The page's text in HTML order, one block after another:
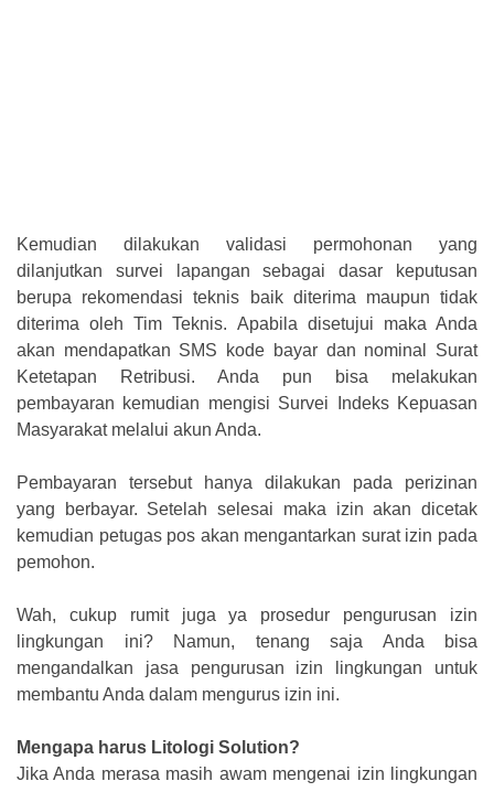
Kemudian dilakukan validasi permohonan yang
dilanjutkan survei lapangan sebagai dasar keputusan
berupa rekomendasi teknis baik diterima maupun tidak
diterima oleh Tim Teknis. Apabila disetujui maka Anda
akan mendapatkan SMS kode bayar dan nominal Surat
Ketetapan Retribusi. Anda pun bisa melakukan
pembayaran kemudian mengisi Survei Indeks Kepuasan
Masyarakat melalui akun Anda.
Pembayaran tersebut hanya dilakukan pada perizinan
yang berbayar. Setelah selesai maka izin akan dicetak
kemudian petugas pos akan mengantarkan surat izin pada
pemohon.
Wah, cukup rumit juga ya prosedur pengurusan izin
lingkungan ini? Namun, tenang saja Anda bisa
mengandalkan jasa pengurusan izin lingkungan untuk
membantu Anda dalam mengurus izin ini.
Mengapa harus Litologi Solution?
Jika Anda merasa masih awam mengenai izin lingkungan